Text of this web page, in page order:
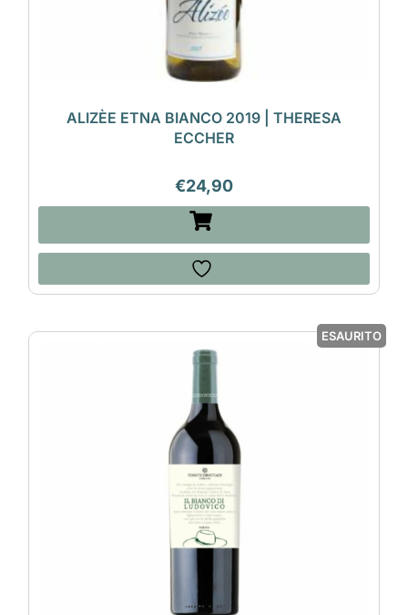
ALIZÈE ETNA BIANCO 2019 | THERESA
ECCHER
€24,90
ESAURITO